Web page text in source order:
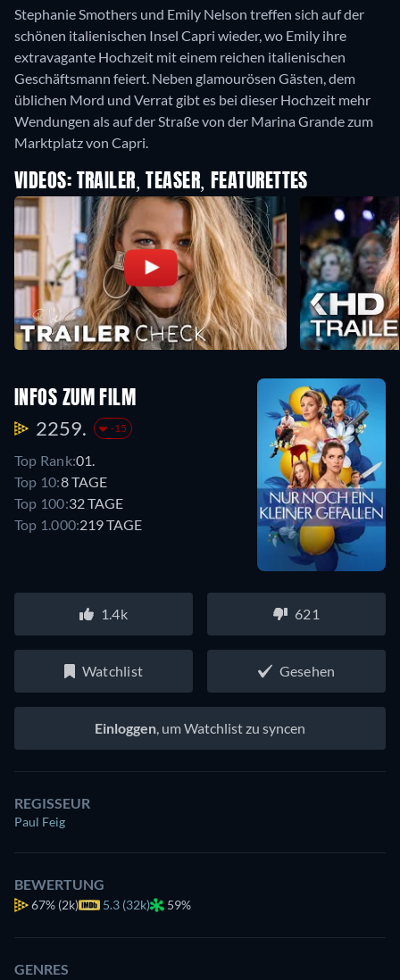
Stephanie Smothers und Emily Nelson treffen sich auf der
schönen italienischen Insel Capri wieder, wo Emily ihre
extravagante Hochzeit mit einem reichen italienischen
Geschäftsmann feiert. Neben glamourösen Gästen, dem
üblichen Mord und Verrat gibt es bei dieser Hochzeit mehr
Wendungen als auf der Straße von der Marina Grande zum
Marktplatz von Capri.
VIDEOS: TRAILER, TEASER, FEATURETTES
INFOS ZUM FILM
2259. -15
Top Rank:01.
Top 10:8 TAGE
Top 100:32 TAGE
Top 1.000:219 TAGE
1.4k 621
Watchlist Gesehen
Einloggen , um Watchlist zu syncen
REGISSEUR
Paul Feig
BEWERTUNG
67% (2k) 5.3 (32k) 59%
GENRES